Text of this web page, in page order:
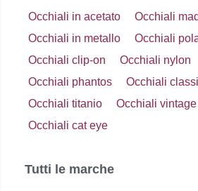
Occhiali in acetato
Occhiali
Occhiali in metallo
Occhiali
Occhiali clip-on
Occhiali nylon
Occhiali phantos
Occhiali
Occhiali titanio
Occhiali vintage
Occhiali cat eye
Tutti le marche